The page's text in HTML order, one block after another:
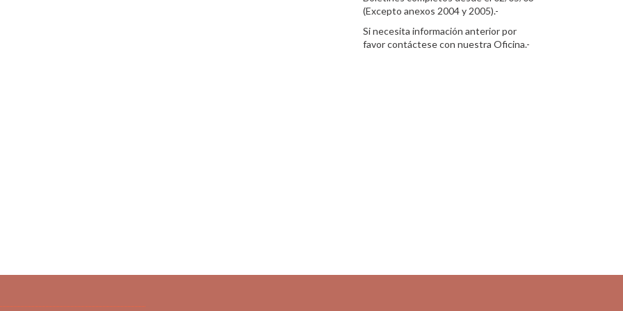
(Excepto anexos 2004 y 2005).-
Si necesita información anterior por
favor contáctese con nuestra Oficina.-